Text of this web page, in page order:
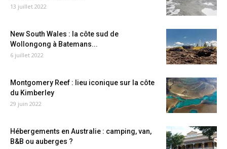
13 juillet 2022
New South Wales : la côte sud de
Wollongong à Batemans...
6 juillet 2022
Montgomery Reef : lieu iconique sur la côte
du Kimberley
29 juin 2022
Hébergements en Australie : camping, van,
B&B ou auberges ?